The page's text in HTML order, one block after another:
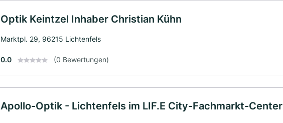
Optik Keintzel Inhaber Christian Kühn
Marktpl. 29, 96215 Lichtenfels
0.0 (0 Bewertungen)
Apollo-Optik - Lichtenfels im LIF.E City-Fachmarkt-Center